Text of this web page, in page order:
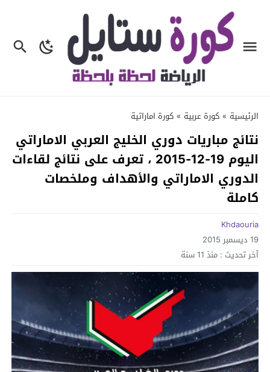
الرئيسية » كورة عربية » كورة اماراتية
نتائج مباريات دوري الخليج العربي الاماراتي
اليوم 19-12-2015 ، تعرف على نتائج لقاءات
الدوري الاماراتي والأهداف وملخصات
كاملة
Khdaouria
19 ديسمبر 2015
آخر تحديث : منذ 11 سنة